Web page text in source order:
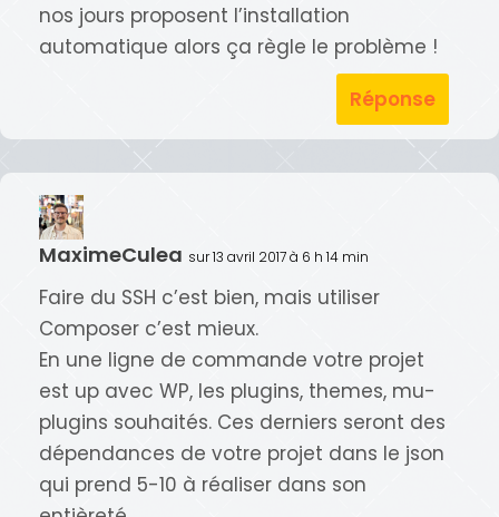
nos jours proposent l’installation
automatique alors ça règle le problème !
Réponse
MaximeCulea sur 13 avril 2017 à 6 h 14 min
Faire du SSH c’est bien, mais utiliser
Composer c’est mieux.
En une ligne de commande votre projet
est up avec WP, les plugins, themes, mu-
plugins souhaités. Ces derniers seront des
dépendances de votre projet dans le json
qui prend 5-10 à réaliser dans son